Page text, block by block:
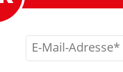
E-Mail-Adresse